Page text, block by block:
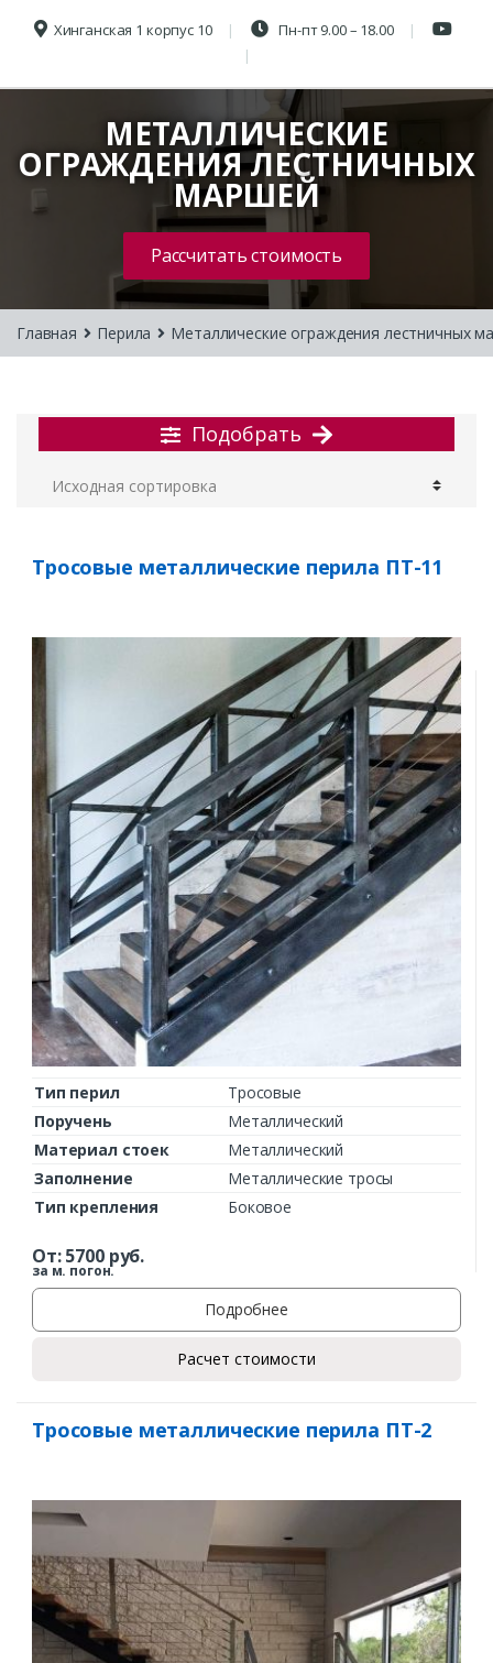
Хинганская 1 корпус 10 Пн-пт 9.00 – 18.00
МЕТАЛЛИЧЕСКИЕ
ОГРАЖДЕНИЯ ЛЕСТНИЧНЫХ
МАРШЕЙ
Рассчитать стоимость
Главная Перила Металлические ограждения лестничных
Подобрать
Тросовые металлические перила ПТ-11
Тип перил
Тросовые
Поручень
Металлический
Материал стоек
Металлический
Заполнение
Металлические тросы
Тип крепления
Боковое
От:5700руб.
за м. погон.
Подробнее
Расчет стоимости
Тросовые металлические перила ПТ-2